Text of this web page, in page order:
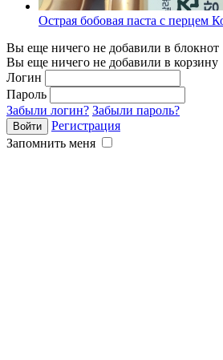
Острая бобовая паста с перцем
Вы еще ничего не добавили в блокнот
Вы еще ничего не добавили в корзину
Логин
Пароль
Забыли логин? Забыли пароль?
Регистрация
Запомнить меня